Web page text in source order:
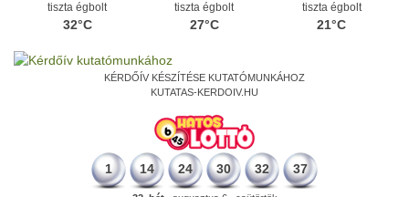
tiszta égbolt
32°C
tiszta égbolt
27°C
tiszta égbolt
21°C
KÉRDŐÍV KÉSZÍTÉSE KUTATÓMUNKÁHOZ
KUTATAS-KERDOIV.HU
1 14 24 30 32 37